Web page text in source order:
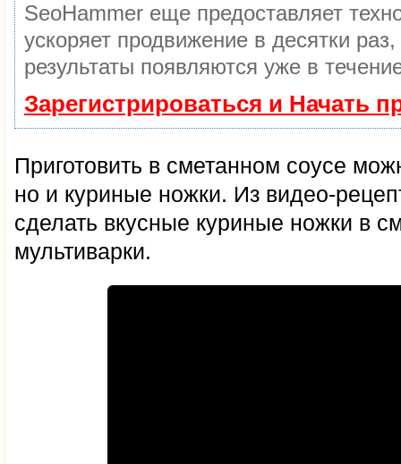
SeoHammer еще предоставляет
ускоряет продвижение в десятки
результаты появляются уже в
Зарегистрироваться и Начать
Приготовить в сметанном соусе
но и куриные ножки. Из видео-
сделать вкусные куриные ножки в
мультиварки.